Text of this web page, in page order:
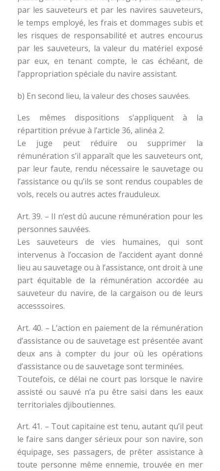
par les sauveteurs et par les navires sauveteurs,
le temps employé, les frais et dommages subis et
les risques de responsabilité et autres encourus
par les sauveteurs, la valeur du matériel exposé
par eux, en tenant compte, le cas échéant, de
l’appropriation spéciale du navire assistant.
b) En second lieu, la valeur des choses sauvées.
Les mêmes dispositions s’appliquent à la
répartition prévue à l’article 36, alinéa 2.
Le juge peut réduire ou supprimer la
rémunération s’il apparaît que les sauveteurs ont,
par leur faute, rendu nécessaire le sauvetage ou
l’assistance ou qu’ils se sont rendus coupables de
vols, recels ou autres actes frauduleux.
Art. 39. – Il n’est dû aucune rémunération pour les
personnes sauvées.
Les sauveteurs de vies humaines, qui sont
intervenus à l’occasion de l’accident ayant donné
lieu au sauvetage ou à l’assistance, ont droit à une
part équitable de la rémunération accordée au
sauveteur du navire, de la cargaison ou de leurs
accesssoires.
Art. 40. – L’action en paiement de la rémunération
d’assistance ou de sauvetage est présentée avant
deux ans à compter du jour où les opérations
d’assistance ou de sauvetage sont terminées.
Toutefois, ce délai ne court pas lorsque le navire
assisté ou sauvé n’a pu être saisi dans les eaux
territoriales djiboutiennes.
Art. 41. – Tout capitaine est tenu, autant qu’il peut
le faire sans danger sérieux pour son navire, son
équipage, ses passagers, de prêter assistance à
toute personne même ennemie, trouvée en mer